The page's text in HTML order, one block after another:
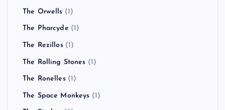
The Orwells (1)
The Pharcyde (1)
The Rezillos(1)
The Rolling Stones (1)
The Ronelles(1)
The Space Monkeys (1)